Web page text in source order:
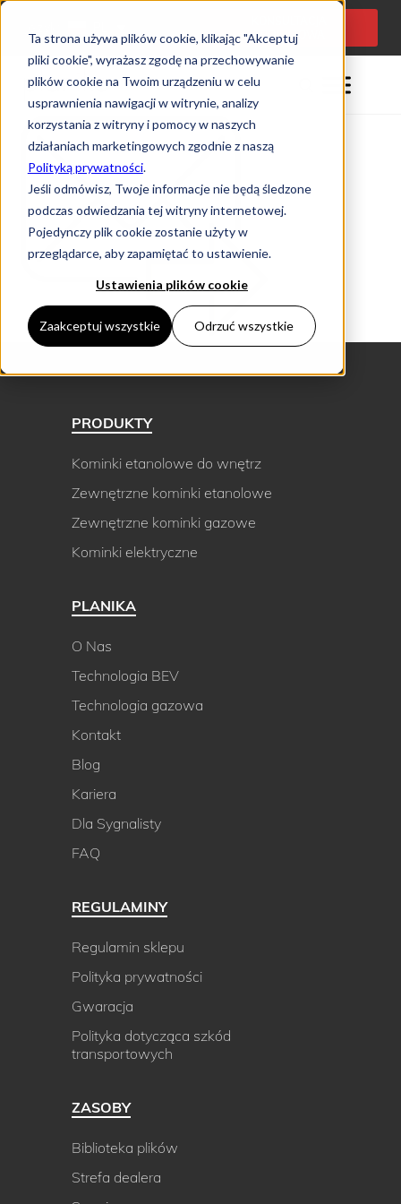
Ta strona używa plików cookie, klikając "Akceptuj
pliki cookie", wyrażasz zgodę na przechowywanie
plików cookie na Twoim urządzeniu w celu
usprawnienia nawigacji w witrynie, analizy
korzystania z witryny i pomocy w naszych
działaniach marketingowych zgodnie z naszą
Polityką prywatności.
Jeśli odmówisz, Twoje informacje nie będą śledzone
podczas odwiedzania tej witryny internetowej.
Pojedynczy plik cookie zostanie użyty w
przeglądarce, aby zapamiętać to ustawienie.
Ustawienia plików cookie
Zaakceptuj wszystkie Odrzuć wszystkie
PROJEKTOWA
PRODUKTY
Kominki etanolowe do wnętrz
Zewnętrzne kominki etanolowe
Zewnętrzne kominki gazowe
Kominki elektryczne
PLANIKA
O Nas
Technologia BEV
Technologia gazowa
Kontakt
Blog
Kariera
Dla Sygnalisty
FAQ
REGULAMINY
Regulamin sklepu
Polityka prywatności
Gwaracja
Polityka dotycząca szkód
transportowych
ZASOBY
Biblioteka plików
Strefa dealera